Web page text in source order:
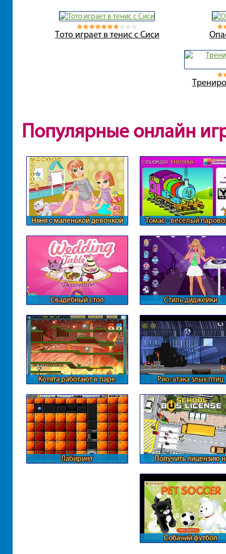
Тото играет в тенис с Сиси
Популярные онлайн
Няня с маленькой девочкой Томас - веселый
Свадебный стол Стиль диджейки
Котята работают в паре Рио: атака злых птиц
Лабиринт
Получить лицензию
Собачий футбол